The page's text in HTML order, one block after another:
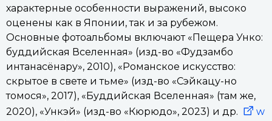
характерные особенности выражений, высоко
оценены как в Японии, так и за рубежом.
Основные фотоальбомы включают «Пещера Унко:
буддийская Вселенная» (изд-во «Фудзамбо
интанасёнару», 2010), «Романское искусство:
скрытое в свете и тьме» (изд-во «Сэйкацу-но
томося», 2017), «Буддийская Вселенная» (там же,
2020), «Ункэй» (изд-во «Кюрюдо», 2023) и др.
w